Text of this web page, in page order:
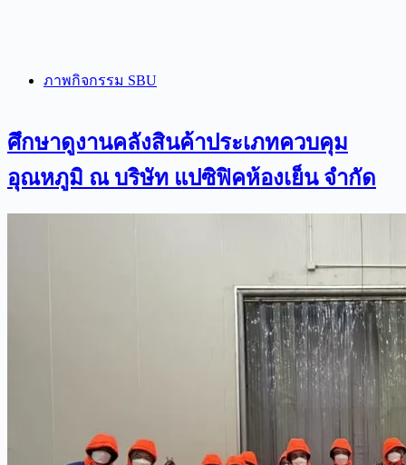
ภาพกิจกรรม SBU
ศึกษาดูงานคลังสินค้าประเภทควบคุม
อุณหภูมิ ณ บริษัท แปซิฟิคห้องเย็น จำกัด